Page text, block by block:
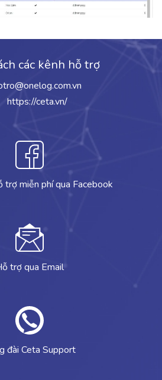
các kênh hỗ trợ
https://ceta.vn/
trợ miễn phí qua Facebook
trợ qua Email
đài Ceta Support